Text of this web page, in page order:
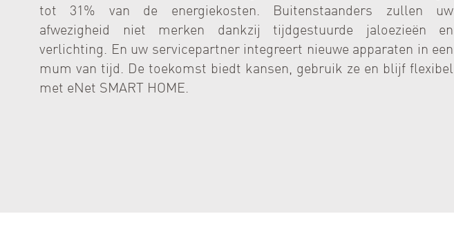
tot 31% van de energiekosten. Buitenstaanders zullen uw
afwezigheid niet merken dankzij tijdgestuurde jaloezieën en
verlichting. En uw servicepartner integreert nieuwe apparaten in een
mum van tijd. De toekomst biedt kansen, gebruik ze en blijf flexibel
met eNet SMART HOME.